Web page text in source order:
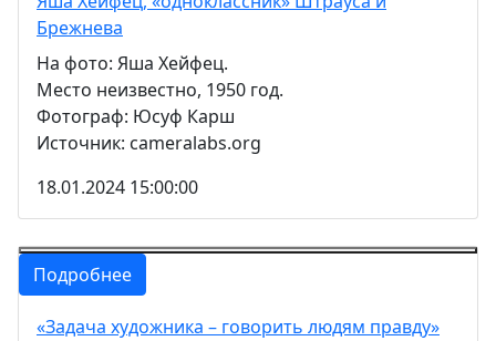
Брежнева
На фото: Яша Хейфец.
Место неизвестно, 1950 год.
Фотограф: Юсуф Карш
Источник: cameralabs.org
18.01.2024 15:00:00
Подробнее
«Задача художника – говорить людям правду»